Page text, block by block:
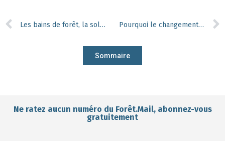
Les bains de forêt, la solution santé scientifiquement prouvée des japonais Pourquoi le changement climatique menace-t-il certaines espèces ?
Sommaire
Ne ratez aucun numéro du Forêt.Mail, abonnez-vous
gratuitement